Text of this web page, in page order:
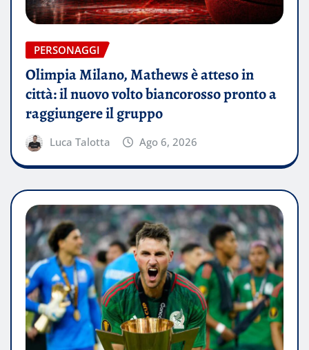
PERSONAGGI
Olimpia Milano, Mathews è atteso in
città: il nuovo volto biancorosso pronto a
raggiungere il gruppo
Luca Talotta Ago 6, 2026